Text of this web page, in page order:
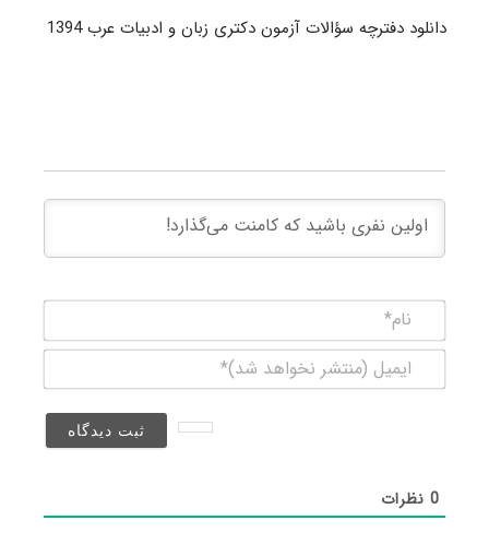
دانلود دفترچه سؤالات آزمون دکتری زبان و ادبیات عرب 1394
(منتشر
0نظرات